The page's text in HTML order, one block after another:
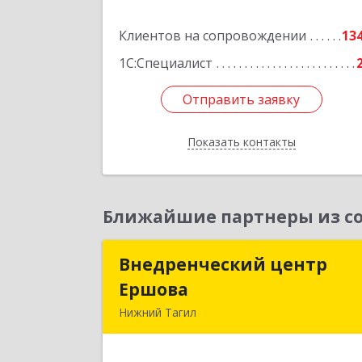
Клиентов на сопровождении
1С:Специалист
Отправить заявку
Показать контакты
Отправить заявку
Назад
Ближайшие партнеры из
Внедренческий центр
Ершова
Нижний Тагил
Внедренческий центр